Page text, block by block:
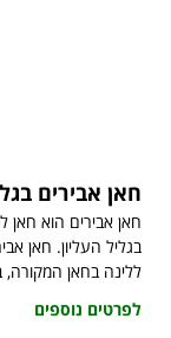
חאן אבירים
חאן אבירים הוא חאן
בגליל העליון. חאן
ללינה בחאן
לפרטים נוספים